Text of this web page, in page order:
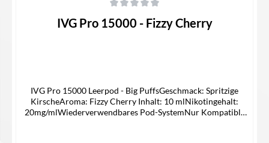
IVG Pro 15000 - Fizzy Cherry
IVG Pro 15000 Leerpod - Big PuffsGeschmack: Spritzige
KirscheAroma: Fizzy Cherry Inhalt: 10 mlNikotingehalt:
20mg/mlWiederverwendbares Pod-SystemNur Kompatible